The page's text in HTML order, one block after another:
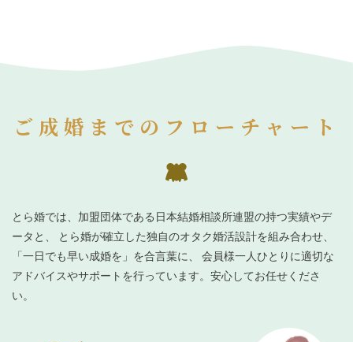
ご成婚までのフローチャート
とら婚では、加盟団体である日本結婚相談所連盟の持つ実績やデ
ータと、 とら婚が確立した独自のオタク婚活設計を組み合わせ、
「一日でも早い成婚を」を合言葉に、 会員様一人ひとりに適切な
アドバイスやサポートを行っています。安心してお任せくださ
い。